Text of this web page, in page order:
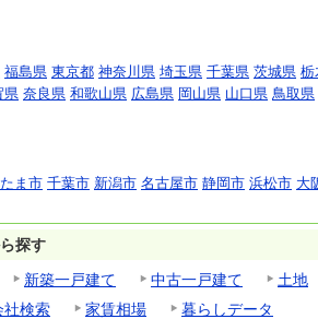
福島県 東京都 神奈川県 埼玉県 千葉県 茨城県 栃
県 奈良県 和歌山県 広島県 岡山県 山口県 鳥取県
ま市 千葉市 新潟市 名古屋市 静岡市 浜松市 大
探す
新築一戸建て 中古一戸建て 土地
社検索 家賃相場 暮らしデータ